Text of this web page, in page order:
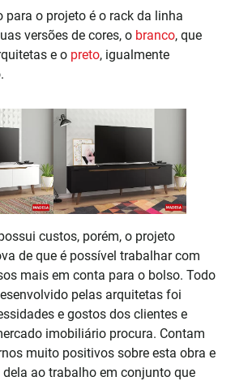
para o projeto é o rack da linha
versões de cores, o branco, que
e o preto, igualmente
custos, porém, o projeto
de que é possível trabalhar com
mais em conta para o bolso. Todo
pelas arquitetas foi
e gostos dos clientes e
imobiliário procura. Contam
muito positivos sobre esta obra e
ao trabalho em conjunto que